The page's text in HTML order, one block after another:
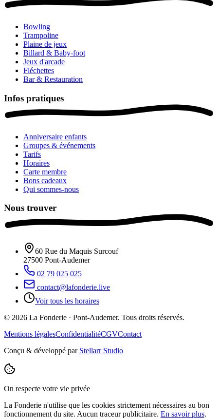
Bowling
Trampoline
Plaine de jeux
Billard & Baby-foot
Jeux d'arcade
Fléchettes
Bar & Restauration
Infos pratiques
Anniversaire enfants
Groupes & événements
Tarifs
Horaires
Carte membre
Bons cadeaux
Qui sommes-nous
Nous trouver
60 Rue du Maquis Surcouf
27500 Pont-Audemer
02 79 025 025
contact@lafonderie.live
Voir tous les horaires
© 2026 La Fonderie · Pont-Audemer. Tous droits réservés.
Mentions légalesConfidentialitéCGVContact
Conçu & développé par Stellarr Studio
On respecte votre vie privée
La Fonderie n'utilise que les cookies strictement nécessaires au bon
fonctionnement du site. Aucun traceur publicitaire. En savoir plus.